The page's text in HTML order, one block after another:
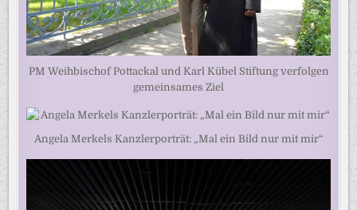
PM Weihbischof Pottackal und Karl Kübel Stiftung verfolgen
gemeinsames Ziel
Angela Merkels Kanzlerporträt: „Mal ein Bild nur mit mir“